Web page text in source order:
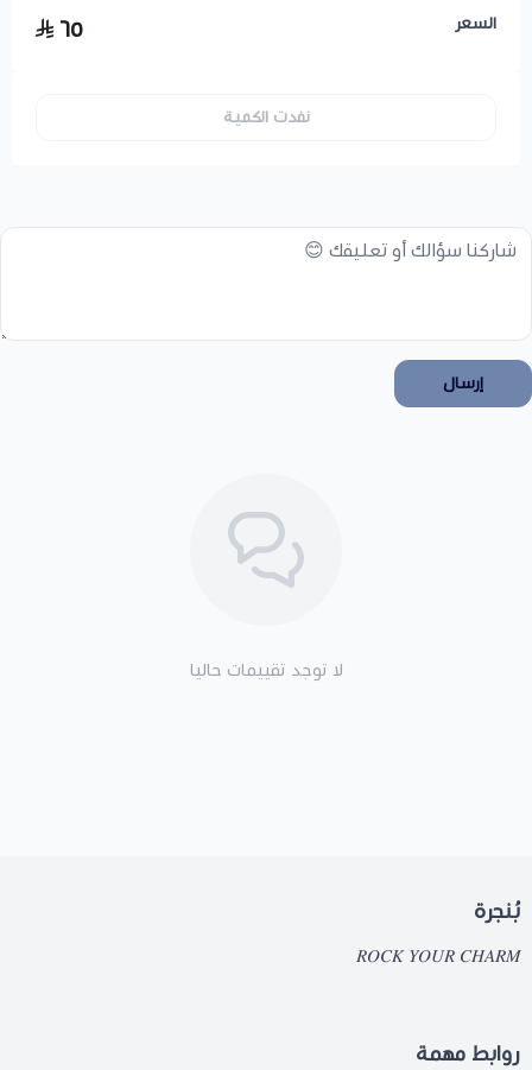
السعر ٦٥
نفدت الكمية
إرسال
لا توجد تقييمات حاليا
بُنجرة
𝑅𝑂𝐶𝐾 𝑌𝑂𝑈𝑅 𝐶𝐻𝐴𝑅𝑀
روابط مهمة